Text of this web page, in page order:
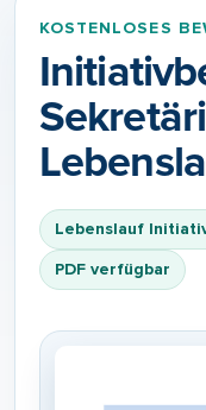
KOSTENLOSES
Lebenslаuf
PDF verfügbar